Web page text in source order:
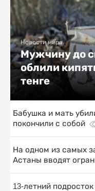
Новости мира
Мужчину до
облили
тенге
Бабушка и мать
покончили с собой
На одном из самых
Астаны вводят
13-летний